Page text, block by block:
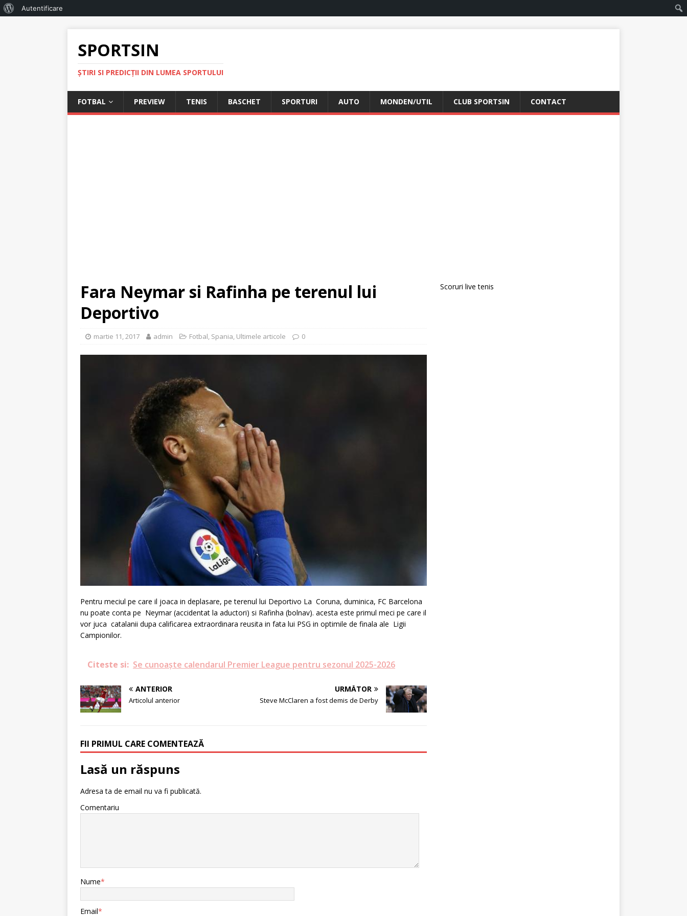
Autentificare
SPORTSIN
ŞTIRI SI PREDICŢII DIN LUMEA SPORTULUI
FOTBAL PREVIEW TENIS BASCHET SPORTURI AUTO MONDEN/UTIL CLUB SPORTSIN CONTACT
Fara Neymar si Rafinha pe terenul lui
Deportivo
martie 11, 2017 admin Fotbal, Spania, Ultimele articole 0
Pentru meciul pe care il joaca in deplasare, pe terenul lui Deportivo La Coruna, duminica, FC Barcelona
nu poate conta pe Neymar (accidentat la aductori) si Rafinha (bolnav). acesta este primul meci pe care il
vor juca catalanii dupa calificarea extraordinara reusita in fata lui PSG in optimile de finala ale Ligii
Campionilor.
Citeste si: Se cunoaște calendarul Premier League pentru sezonul 2025-2026
ANTERIOR
Articolul anterior
URMĂTOR
Steve McClaren a fost demis de Derby
FII PRIMUL CARE COMENTEAZĂ
Lasă un răspuns
Adresa ta de email nu va fi publicată.
Comentariu
Nume*
Email*
Scoruri live tenis